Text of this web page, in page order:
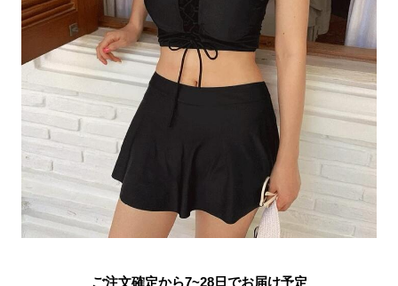
ご注文確定から7~28日でお届け予定